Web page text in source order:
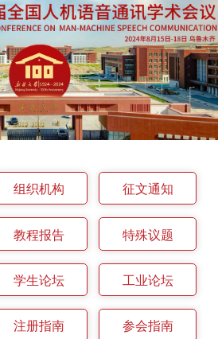
组织机构 征文通知
教程报告 特殊议题
学生论坛 工业论坛
注册指南 参会指南